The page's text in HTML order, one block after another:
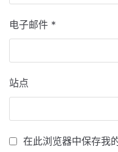
电子邮件 *
站点
在此浏览器中保存我